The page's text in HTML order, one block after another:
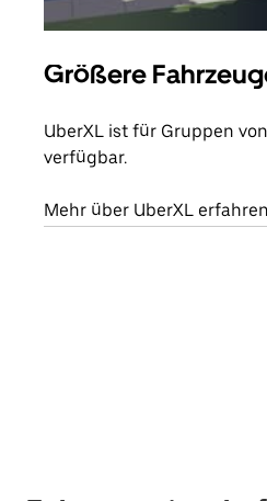
Größere
UberXL ist für Gruppen
verfügbar.
Mehr über UberXL erfahren